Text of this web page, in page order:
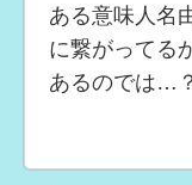
ある意味人名
に繋がってる
あるのでは…？